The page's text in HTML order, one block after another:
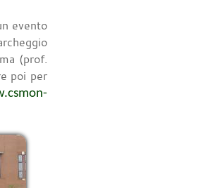
evento
(prof.
poi per